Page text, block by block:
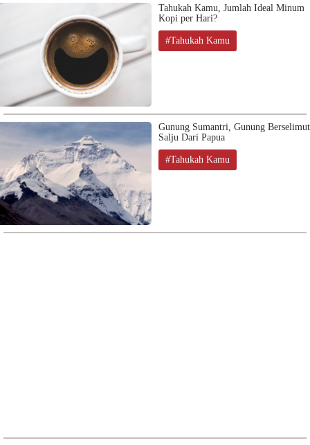
Tahukah Kamu, Jumlah Ideal Minum
Kopi per Hari?
#Tahukah Kamu
Gunung Sumantri, Gunung Berselimut
Salju Dari Papua
#Tahukah Kamu